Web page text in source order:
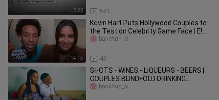
0:26 581
14:15
Kevin Hart Puts Hollywood Couples to
the Test on Celebrity Game Face | E!
Entertainment
43
banchun_ci
SHOTS - WINES - LIQUEURS - BEERS |
COUPLES BLINDFOLD DRINKING
CHALLENGE | WE GOT EXTREMELY
banchun_ci